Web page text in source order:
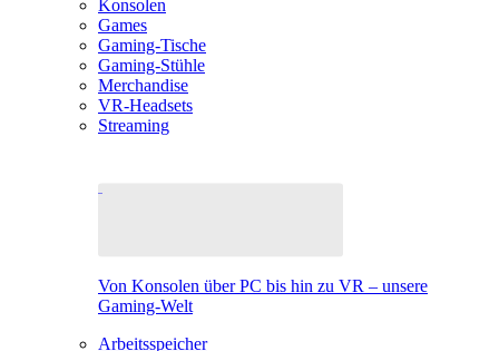
Konsolen
Games
Gaming-Tische
Gaming-Stühle
Merchandise
VR-Headsets
Streaming
Von Konsolen über PC bis hin zu VR – unsere
Gaming-Welt
Arbeitsspeicher